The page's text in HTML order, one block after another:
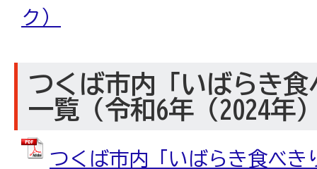
ク）
つくば市内「いばらき
一覧（令和6年（2024年
つくば市内「いばらき食べ